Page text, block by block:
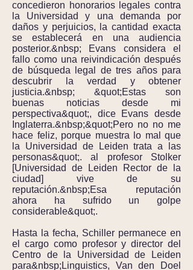
concedieron honorarios legales contra
la Universidad y una demanda por
daños y perjuicios, la cantidad exacta
se establecerá en una audiencia
posterior.&nbsp; Evans considera el
fallo como una reivindicación después
de búsqueda legal de tres años para
descubrir la verdad y obtener
justicia.&nbsp; &quot;Estas son
buenas noticias desde mi
perspectiva&quot;, dice Evans desde
Inglaterra.&nbsp;&quot;Pero no no me
hace feliz, porque muestra lo mal que
la Universidad de Leiden trata a las
personas&quot;. al profesor Stolker
[Universidad de Leiden Rector de la
ciudad] vive de su
reputación.&nbsp;Esa reputación
ahora ha sufrido un golpe
considerable&quot;.
Hasta la fecha, Schiller permanece en
el cargo como profesor y director del
Centro de la Universidad de Leiden
para&nbsp;Linguistics, Van den Doel